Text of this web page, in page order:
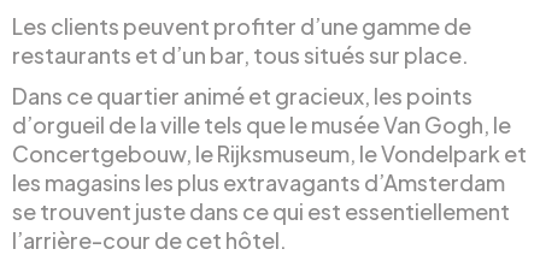
Les clients peuvent profiter d’une gamme de
restaurants et d’un bar, tous situés sur place.
Dans ce quartier animé et gracieux, les points
d’orgueil de la ville tels que le musée Van Gogh, le
Concertgebouw, le Rijksmuseum, le Vondelpark et
les magasins les plus extravagants d’Amsterdam
se trouvent juste dans ce qui est essentiellement
l’arrière-cour de cet hôtel.